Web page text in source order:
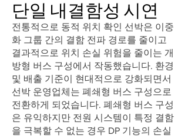
단일 내결함성 시연
전통적으로 동적 위치 확인 선박은 이중
화 그룹 간의 결함 전파 경로를 줄이고
결과적으로 위치 손실 위험을 줄이는 개
방형 버스 구성에서 작동했습니다. 환경
및 배출 기준이 현대적으로 강화되면서
선박 운영업체는 폐쇄형 버스 구성으로
전환하게 되었습니다. 폐쇄형 버스 구성
은 유익하지만 전원 시스템이 특정 결함
을 극복할 수 없는 경우 DP 기능의 손실